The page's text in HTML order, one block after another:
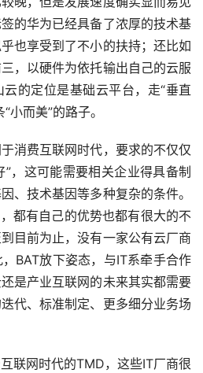
的华为已经具备了浓厚的技术基
也享受到了不小的扶持；还比如
，以硬件为依托输出自己的云服
的定位是基础云平台，走“垂直
小而美”的路子。
消费互联网时代，要求的不仅仅
”，这可能需要相关企业得具备制
、技术基因等多种复杂的条件。
都有自己的优势也都有很大的不
目前为止，没有一家公有云厂商
BAT放下姿态，与IT系牵手合作
是产业互联网的未来其实都需要
代、标准制定、更多细分业务场
联网时代的TMD，这些IT厂商很